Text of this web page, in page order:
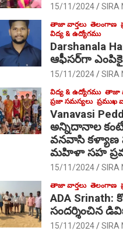
15/11/2024 SIRA
తాజా వార్తలు తెలంగాణ
విద్య & ఉద్యోగము
Darshanala
ఆఫీసర్‌గా
15/11/2024 SIRA
విద్య & ఉద్యోగము తాజా
ప్రజా సమస్యలు ప్రముఖ
Vanavasi
అన్నిదానాల
వనవాసి కళ్యాణ
మహిళా సహ
15/11/2024 SIRA
తాజా వార్తలు తెలంగాణ
ADA Srinath:
సంద‌ర్శించిన
15/11/2024 SIRA